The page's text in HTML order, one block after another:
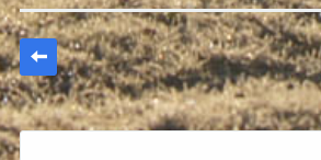
Artikel-Navigation